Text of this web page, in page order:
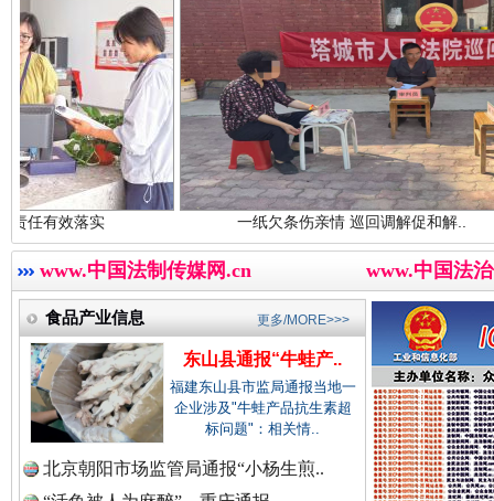
中国视频新闻网.
中国廉政法纪网.
中国律师在线.
中国参政网.中
红船起航处 潮起向未来 广州首
三年瞒报超千万 隐匿收入偷税被查处..
一纸欠条伤亲情 巡回调解促和解..
www.中国法制传媒网.cn www.中国法
食品产业信息
东山县通报“牛蛙产..
福建东山县市监局通报当地一
企业涉及"牛蛙产品抗生素超
标问题"：相关情..
北京朝阳市场监管局通报“小杨生煎..
更多/MORE>>>